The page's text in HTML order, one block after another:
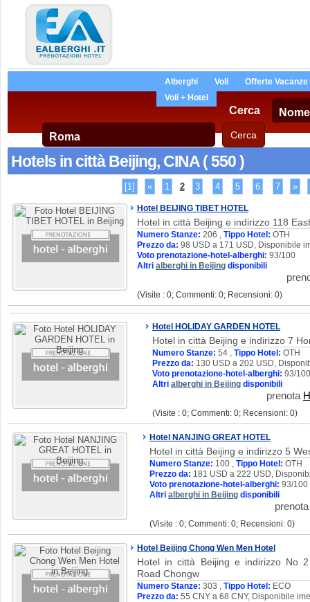
Alberghi Voli
Offerte Vacanze
Voli + Hotel
Cerca
Hotels in città Beijing, CINA ( 550 )
[1] « 1 2 3 4 5 6 7 »
Hotel BEIJING TIBET HOTEL
Hotel in città Beijing e indirizzo 118
Numero Stanze: 206 , Tippo Hotel: OTH
Prezzo da: 98 USD a 171 USD, Disponibile
Voto prenotazione-hotel-alberghi: 93/100
Altri alberghi in Beijing disponibili
(Visite : 0; Commenti: 0; Recensioni: 0)
Hotel HOLIDAY GARDEN HOTEL
Hotel in città Beijing e indirizzo 7
Numero Stanze: 54 , Tippo Hotel: OTH
Prezzo da: 130 USD a 202 USD,
Voto prenotazione-hotel-alberghi: 93/100
Altri alberghi in Beijing disponibili
prenota
(Visite : 0; Commenti: 0; Recensioni: 0)
Hotel NANJING GREAT HOTEL
Hotel in città Beijing e indirizzo 5
Numero Stanze: 100 , Tippo Hotel: OTH
Prezzo da: 181 USD a 222 USD,
Voto prenotazione-hotel-alberghi: 93/100
Altri alberghi in Beijing disponibili
(Visite : 0; Commenti: 0; Recensioni: 0)
Hotel Beijing Chong Wen Men Hotel
Hotel in città Beijing e indirizzo No
Road Chongw
Numero Stanze: 303 , Tippo Hotel: ECO
Prezzo da: 55 CNY a 68 CNY, Disponibile